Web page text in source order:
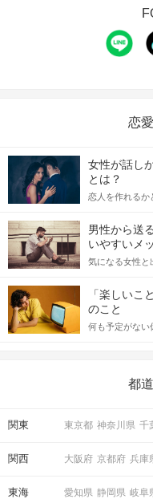
恋
女性が話し
とは？
恋人を作れるか
てアプローチで
格的に始めよう
をしっかりと理
記事では、女性
合にどのよう
男性から送
いやすいメ
気になる女性と
しかし、中に
っしゃるので
送るLINEでの
えながら解説す
「楽しいこ
のこと
何も予定がない
の楽しいこと
都
関東 東京都 神奈川県 千
関西 大阪府 京都府 兵庫
東海 愛知県 静岡県 岐阜